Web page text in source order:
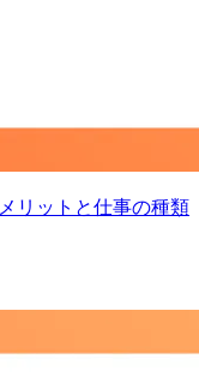
リットと仕事の種類